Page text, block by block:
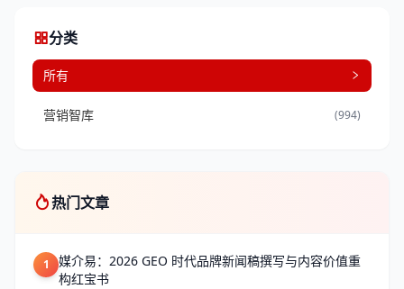
分类
所有
营销智库 (994)
热门文章
1
媒介易：2026 GEO 时代品牌新闻稿撰写与内容价值重
构红宝书